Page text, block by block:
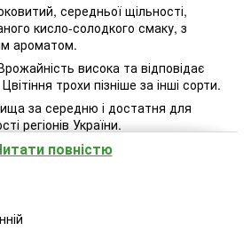
середньої щільності,
кисло-солодкого смаку, з
ароматом.
висока та відповідає
трохи пізніше за інші сорти.
за середню і достатня для
регіонів України.
повністю